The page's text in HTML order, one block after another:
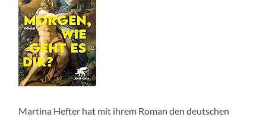
Martina Hefter hat mit ihrem Roman den deutschen